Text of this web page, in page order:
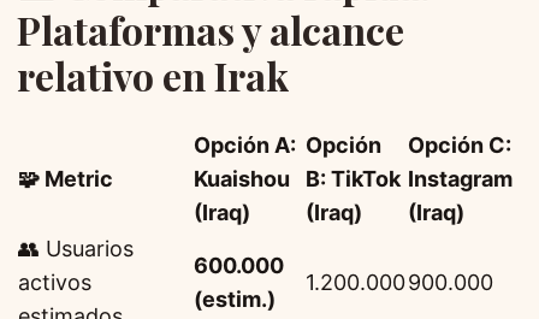
Plataformas y alcance
relativo en Irak
🧩 Metric
Opción A:
Kuaishou
(Iraq)
Opción
B: TikTok
(Iraq)
Opción C:
Instagram
(Iraq)
👥 Usuarios
activos
600.000
(estim.)
1.200.000900.000